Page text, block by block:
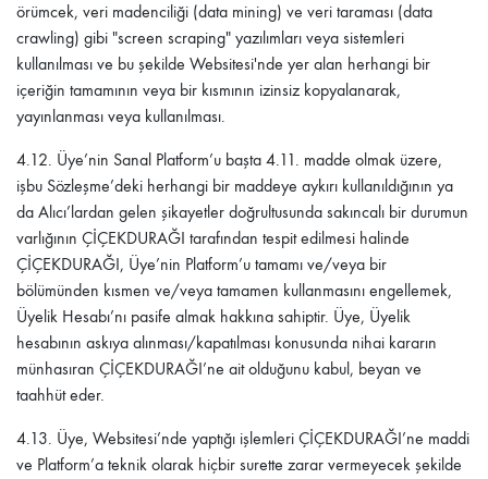
örümcek, veri madenciliği (data mining) ve veri taraması (data
crawling) gibi "screen scraping" yazılımları veya sistemleri
kullanılması ve bu şekilde Websitesi'nde yer alan herhangi bir
içeriğin tamamının veya bir kısmının izinsiz kopyalanarak,
yayınlanması veya kullanılması.
4.12. Üye’nin Sanal Platform’u başta 4.11. madde olmak üzere,
işbu Sözleşme’deki herhangi bir maddeye aykırı kullanıldığının ya
da Alıcı’lardan gelen şikayetler doğrultusunda sakıncalı bir durumun
varlığının ÇİÇEKDURAĞI tarafından tespit edilmesi halinde
ÇİÇEKDURAĞI, Üye’nin Platform’u tamamı ve/veya bir
bölümünden kısmen ve/veya tamamen kullanmasını engellemek,
Üyelik Hesabı’nı pasife almak hakkına sahiptir. Üye, Üyelik
hesabının askıya alınması/kapatılması konusunda nihai kararın
münhasıran ÇİÇEKDURAĞI’ne ait olduğunu kabul, beyan ve
taahhüt eder.
4.13. Üye, Websitesi’nde yaptığı işlemleri ÇİÇEKDURAĞI’ne maddi
ve Platform’a teknik olarak hiçbir surette zarar vermeyecek şekilde